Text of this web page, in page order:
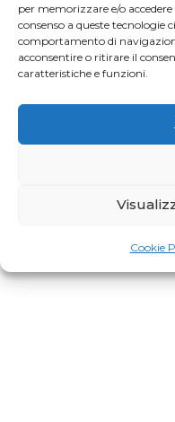
per memorizzare e/o
consenso a queste tecnologie
comportamento di
acconsentire o ritirare il
caratteristiche e funzioni.
Cookie
Gaia